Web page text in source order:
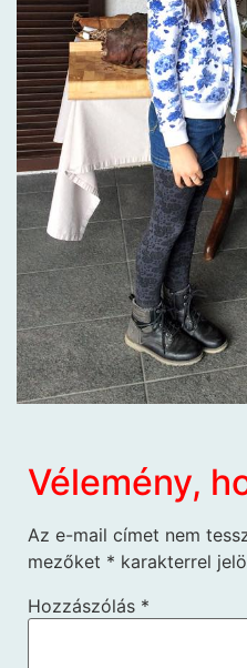
Vélemény,
Az e-mail címet nem
mezőket * karakterrel
Hozzászólás *